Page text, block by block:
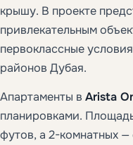
крышу. В проекте
привлекательным
первоклассные
районов Дубая.
Апартаменты в Arista
планировками.
футов, а 2-комнатных —